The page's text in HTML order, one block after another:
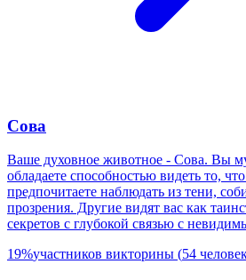
Сова
Ваше духовное животное - Сова. Вы
обладаете способностью видеть то,
предпочитаете наблюдать из тени,
прозрения. Другие видят вас как
секретов с глубокой связью с
19%участников викторины (54